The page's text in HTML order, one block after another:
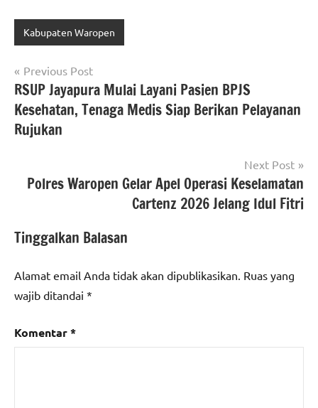
Kabupaten Waropen
Navigasi
pos
Previous Post
RSUP Jayapura Mulai Layani Pasien BPJS
Kesehatan, Tenaga Medis Siap Berikan Pelayanan
Rujukan
Next Post
Polres Waropen Gelar Apel Operasi Keselamatan
Cartenz 2026 Jelang Idul Fitri
Tinggalkan Balasan
Alamat email Anda tidak akan dipublikasikan. Ruas yang
wajib ditandai *
Komentar*